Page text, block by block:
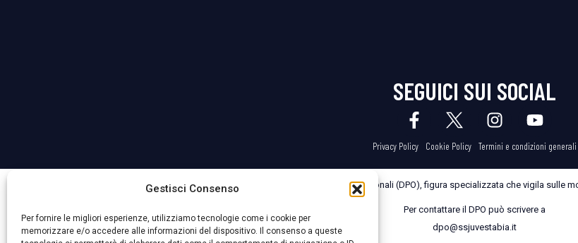
Gestisci Consenso
Per fornire le migliori esperienze, utilizziamo tecnologie come i cookie per
memorizzare e/o accedere alle informazioni del dispositivo. Il consenso a queste
SEGUICI SUI SOCIAL
Privacy Policy Cookie Policy Termini e condizioni generali
La Società ha nominato il Responsabile della Protezione dei Dati Personali (DPO), figura specializzata che vigila sulle
Per contattare il DPO può scrivere a
dpo@ssjuvestabia.it